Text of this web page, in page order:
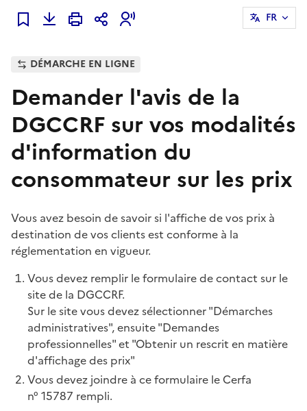
Ajouter à mes favoris
FR
DÉMARCHE EN LIGNE
Demander l'avis de la
DGCCRF sur vos modalités
d'information du
consommateur sur les prix
Vous avez besoin de savoir si l'affiche de vos prix à
destination de vos clients est conforme à la
réglementation en vigueur.
Vous devez remplir le formulaire de contact sur le
site de la DGCCRF.
Sur le site vous devez sélectionner "Démarches
administratives", ensuite "Demandes
professionnelles" et "Obtenir un rescrit en matière
d'affichage des prix"
Vous devez joindre à ce formulaire le Cerfa
n° 15787 rempli.